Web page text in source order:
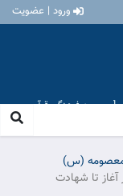
ورود | عضویت
[ موسسه فرهنگی قرآن و
(س)
تا شهادت‏